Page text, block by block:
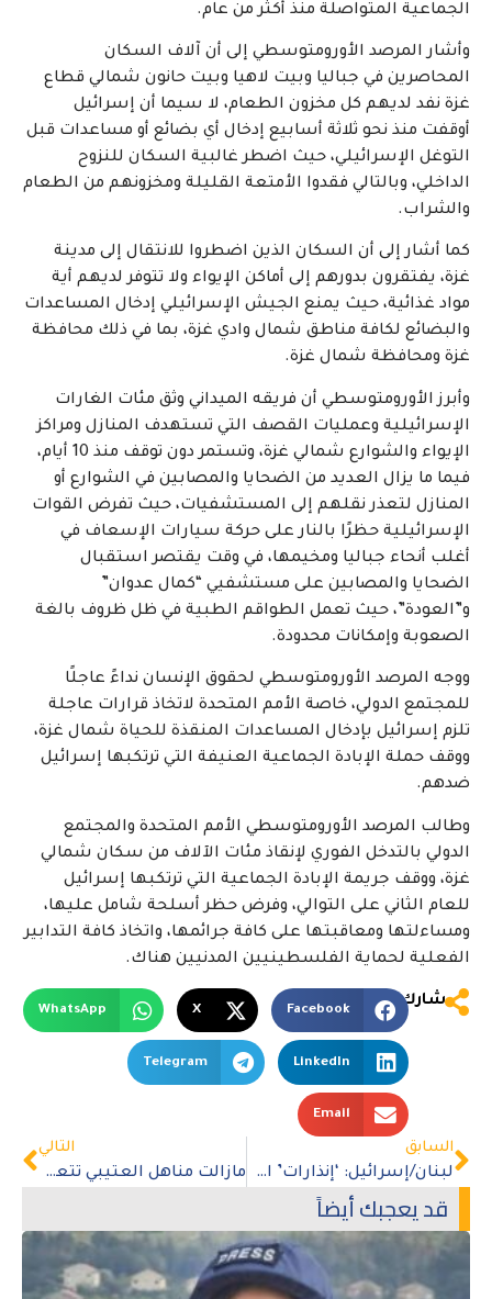
الجماعية المتواصلة منذ أكثر من عام.
وأشار المرصد الأورومتوسطي إلى أن آلاف السكان
المحاصرين في جباليا وبيت لاهيا وبيت حانون شمالي قطاع
غزة نفد لديهم كل مخزون الطعام، لا سيما أن إسرائيل
أوقفت منذ نحو ثلاثة أسابيع إدخال أي بضائع أو مساعدات قبل
التوغل الإسرائيلي، حيث اضطر غالبية السكان للنزوح
الداخلي، وبالتالي فقدوا الأمتعة القليلة ومخزونهم من الطعام
والشراب.
كما أشار إلى أن السكان الذين اضطروا للانتقال إلى مدينة
غزة، يفتقرون بدورهم إلى أماكن الإيواء ولا تتوفر لديهم أية
مواد غذائية، حيث يمنع الجيش الإسرائيلي إدخال المساعدات
والبضائع لكافة مناطق شمال وادي غزة، بما في ذلك محافظة
غزة ومحافظة شمال غزة.
وأبرز الأورومتوسطي أن فريقه الميداني وثق مئات الغارات
الإسرائيلية وعمليات القصف التي تستهدف المنازل ومراكز
الإيواء والشوارع شمالي غزة، وتستمر دون توقف منذ 10 أيام،
فيما ما يزال العديد من الضحايا والمصابين في الشوارع أو
المنازل لتعذر نقلهم إلى المستشفيات، حيث تفرض القوات
الإسرائيلية حظرًا بالنار على حركة سيارات الإسعاف في
أغلب أنحاء جباليا ومخيمها، في وقت يقتصر استقبال
الضحايا والمصابين على مستشفيي “كمال عدوان”
و”العودة”، حيث تعمل الطواقم الطبية في ظل ظروف بالغة
الصعوبة وإمكانات محدودة.
ووجه المرصد الأورومتوسطي لحقوق الإنسان نداءً عاجلًا
للمجتمع الدولي، خاصة الأمم المتحدة لاتخاذ قرارات عاجلة
تلزم إسرائيل بإدخال المساعدات المنقذة للحياة شمال غزة،
ووقف حملة الإبادة الجماعية العنيفة التي ترتكبها إسرائيل
ضدهم.
وطالب المرصد الأورومتوسطي الأمم المتحدة والمجتمع
الدولي بالتدخل الفوري لإنقاذ مئات الآلاف من سكان شمالي
غزة، ووقف جريمة الإبادة الجماعية التي ترتكبها إسرائيل
للعام الثاني على التوالي، وفرض حظر أسلحة شامل عليها،
ومساءلتها ومعاقبتها على كافة جرائمها، واتخاذ كافة التدابير
الفعلية لحماية الفلسطينيين المدنيين هناك.
شارك
Facebook
X
WhatsApp
LinkedIn
Telegram
Email
السابق
لبنان/إسرائيل: ‘إنذارات’ الإخلاء الإسرائيلية للمدنيين مضللة وغير كافية
التالي
مازالت مناهل العتيبي تتعرض للعنف داخل السجن
قد يعجبك أيضاً